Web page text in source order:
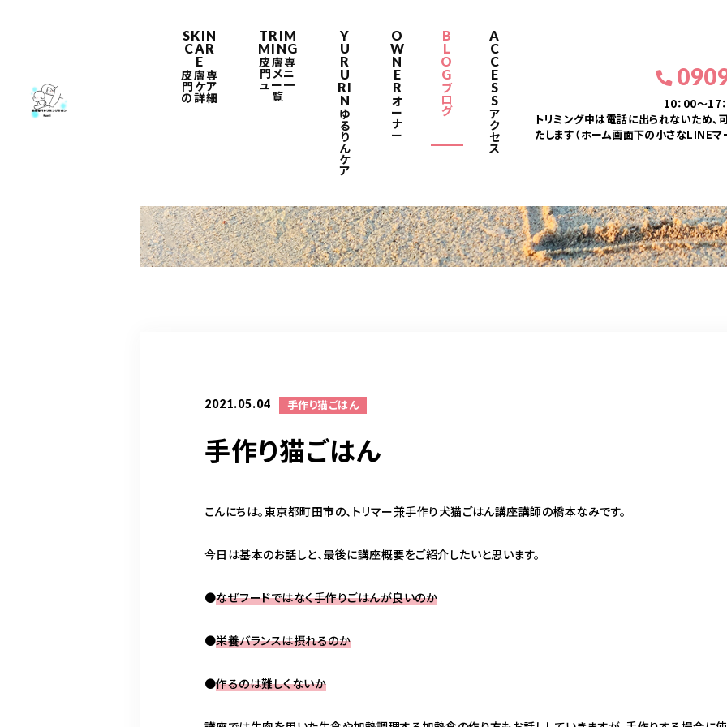
SKIN
CAR
E
皮膚専
門ケア
の詳細
TRIM
MING
皮膚専
門メニ
ュー一
覧
Y
U
R
U
RI
N
ゆ
る
り
ん
ケ
ア
O
W
N
E
R
オ
ー
ナ
ー
B
L
O
G
ブ
ロ
グ
A
C
C
E
S
S
ア
ク
セ
ス
10：00～17
トリミング中は電話に出られないため
たします（ホーム画面下の小さなLINEマ
2021.05.04 手作り猫ごはん
手作り猫ごはん
こんにちは。東京都町田市の、トリマー兼手作り犬猫ごはん講座講師の橋本なみです。
今日は基本のお話しと、最後に講座概要をご紹介したいと思います。
●なぜフードではなく手作りごはんが良いのか
●栄養バランスは摂れるのか
●作るのは難しくないか